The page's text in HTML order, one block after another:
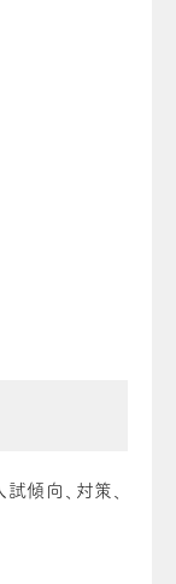
傾向、対策、